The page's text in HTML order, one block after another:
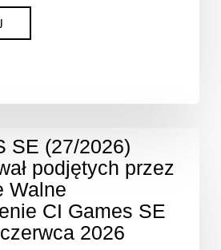
SE (27/2026)
podjętych przez
Walne
CI Games SE
2026